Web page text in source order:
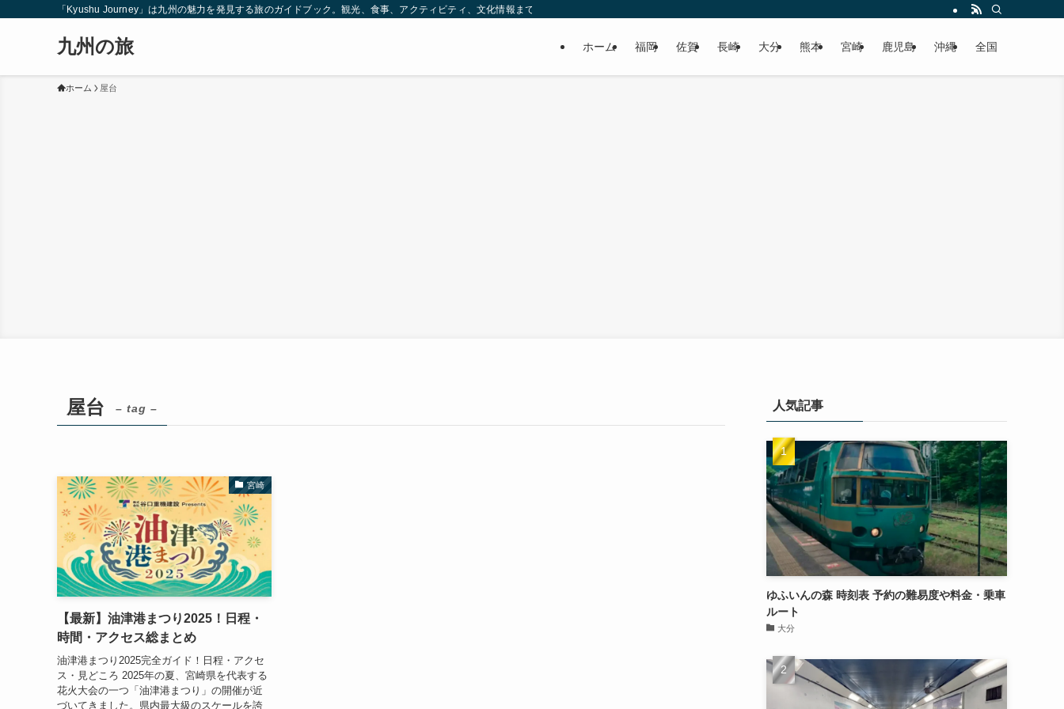
「Kyushu Journey」は九州の魅力を発見する旅のガイドブック。観光、食事、アクティビティ、文化情報まで、九州をもっと楽しむための情報をお届けします！
九州の旅 ホーム 福岡 佐賀 長崎 大分 熊本 宮崎 鹿児島 沖縄 全国
ホーム 屋台
屋台 – tag –
宮崎
【最新】油津港まつり2025！日程・
時間・アクセス総まとめ
油津港まつり2025完全ガイド！日程・アクセ
ス・見どころ 2025年の夏、宮崎県を代表する
花火大会の一つ「油津港まつり」の開催が近
づいてきました。県内最大級のスケールを誇
人気記事
ゆふいんの森 時刻表 予約の難易度や料金・乗車
ルート
大分